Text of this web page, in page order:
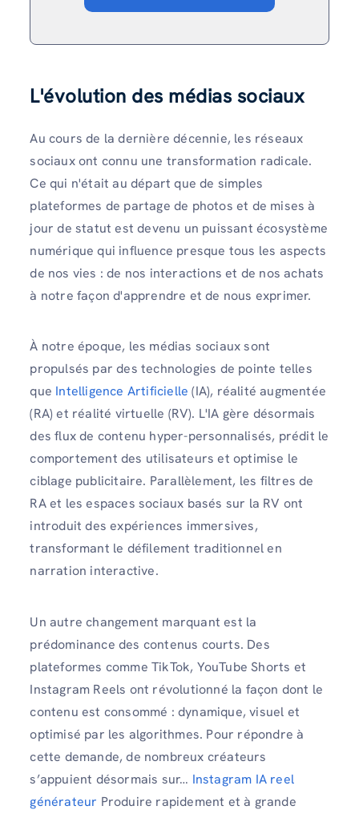
L'évolution des médias sociaux
Au cours de la dernière décennie, les réseaux
sociaux ont connu une transformation radicale.
Ce qui n'était au départ que de simples
plateformes de partage de photos et de mises à
jour de statut est devenu un puissant écosystème
numérique qui influence presque tous les aspects
de nos vies : de nos interactions et de nos achats
à notre façon d'apprendre et de nous exprimer.
À notre époque, les médias sociaux sont
propulsés par des technologies de pointe telles
que Intelligence Artificielle (IA), réalité augmentée
(RA) et réalité virtuelle (RV). L'IA gère désormais
des flux de contenu hyper-personnalisés, prédit le
comportement des utilisateurs et optimise le
ciblage publicitaire. Parallèlement, les filtres de
RA et les espaces sociaux basés sur la RV ont
introduit des expériences immersives,
transformant le défilement traditionnel en
narration interactive.
Un autre changement marquant est la
prédominance des contenus courts. Des
plateformes comme TikTok, YouTube Shorts et
Instagram Reels ont révolutionné la façon dont le
contenu est consommé : dynamique, visuel et
optimisé par les algorithmes. Pour répondre à
cette demande, de nombreux créateurs
s’appuient désormais sur… Instagram IA reel
générateur Produire rapidement et à grande